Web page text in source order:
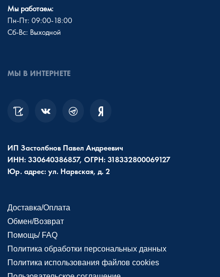
Мы работаем:
Пн-Пт: 09:00-18:00
Сб-Вс: Выходной
МЫ В ИНТЕРНЕТЕ
ИП Застолбнов Павел Андреевич
ИНН: 330640386857, ОГРН: 318332800069127
Юр. адрес: ул. Нарвская, д. 2
Доставка/Оплата
Обмен/Возврат
Помощь/ FAQ
Политика обработки персональных данных
Политика использования файлов cookies